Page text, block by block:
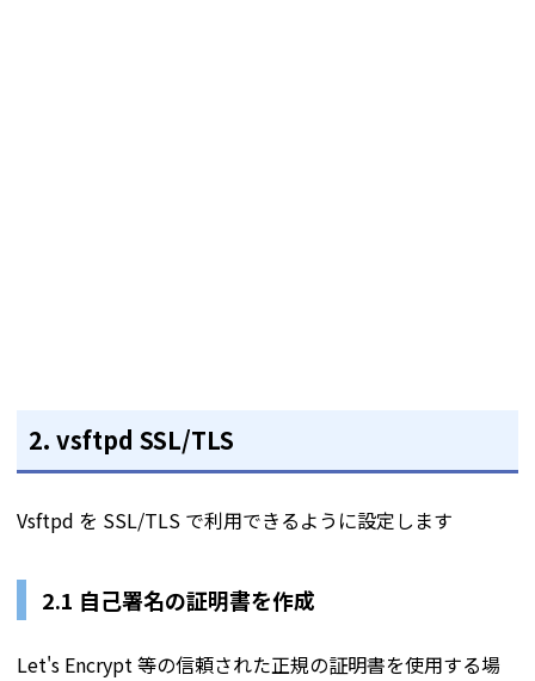
2. vsftpd SSL/TLS
Vsftpd を SSL/TLS で利用できるように設定します
2.1 自己署名の証明書を作成
Let's Encrypt 等の信頼された正規の証明書を使用する場